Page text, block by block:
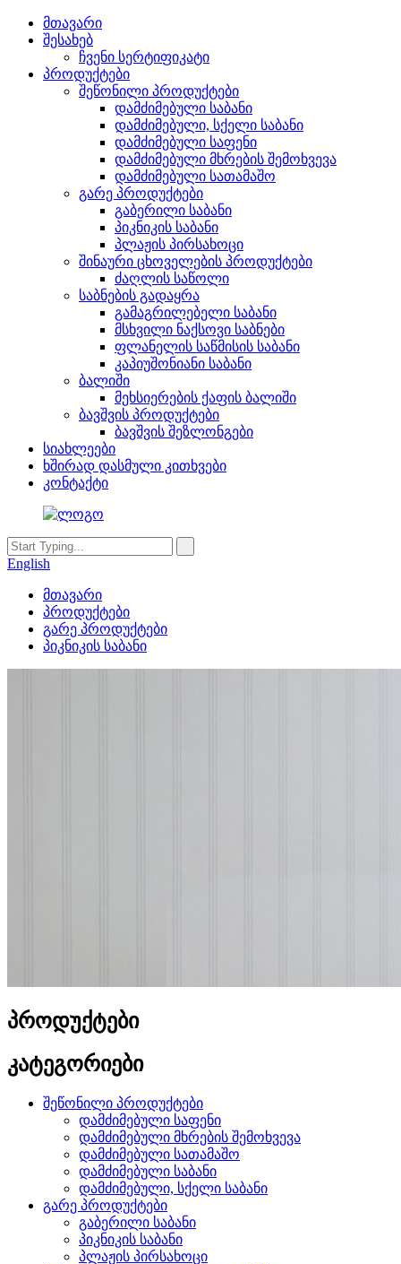
მთავარი
შესახებ
ჩვენი სერტიფიკატი
პროდუქტები
შეწონილი პროდუქტები
დამძიმებული საბანი
დამძიმებული, სქელი საბანი
დამძიმებული საფენი
დამძიმებული მხრების შემოხვევა
დამძიმებული სათამაშო
გარე პროდუქტები
გაბერილი საბანი
პიკნიკის საბანი
პლაჟის პირსახოცი
შინაური ცხოველების პროდუქტები
ძაღლის საწოლი
საბნების გადაყრა
გამაგრილებელი საბანი
მსხვილი ნაქსოვი საბნები
ფლანელის საწმისის საბანი
კაპიუშონიანი საბანი
ბალიში
მეხსიერების ქაფის ბალიში
ბავშვის პროდუქტები
ბავშვის შეზლონგები
სიახლეები
ხშირად დასმული კითხვები
კონტაქტი
English
მთავარი
პროდუქტები
გარე პროდუქტები
პიკნიკის საბანი
პროდუქტები
კატეგორიები
შეწონილი პროდუქტები
დამძიმებული საფენი
დამძიმებული მხრების შემოხვევა
დამძიმებული სათამაშო
დამძიმებული საბანი
დამძიმებული, სქელი საბანი
გარე პროდუქტები
გაბერილი საბანი
პიკნიკის საბანი
პლაჟის პირსახოცი